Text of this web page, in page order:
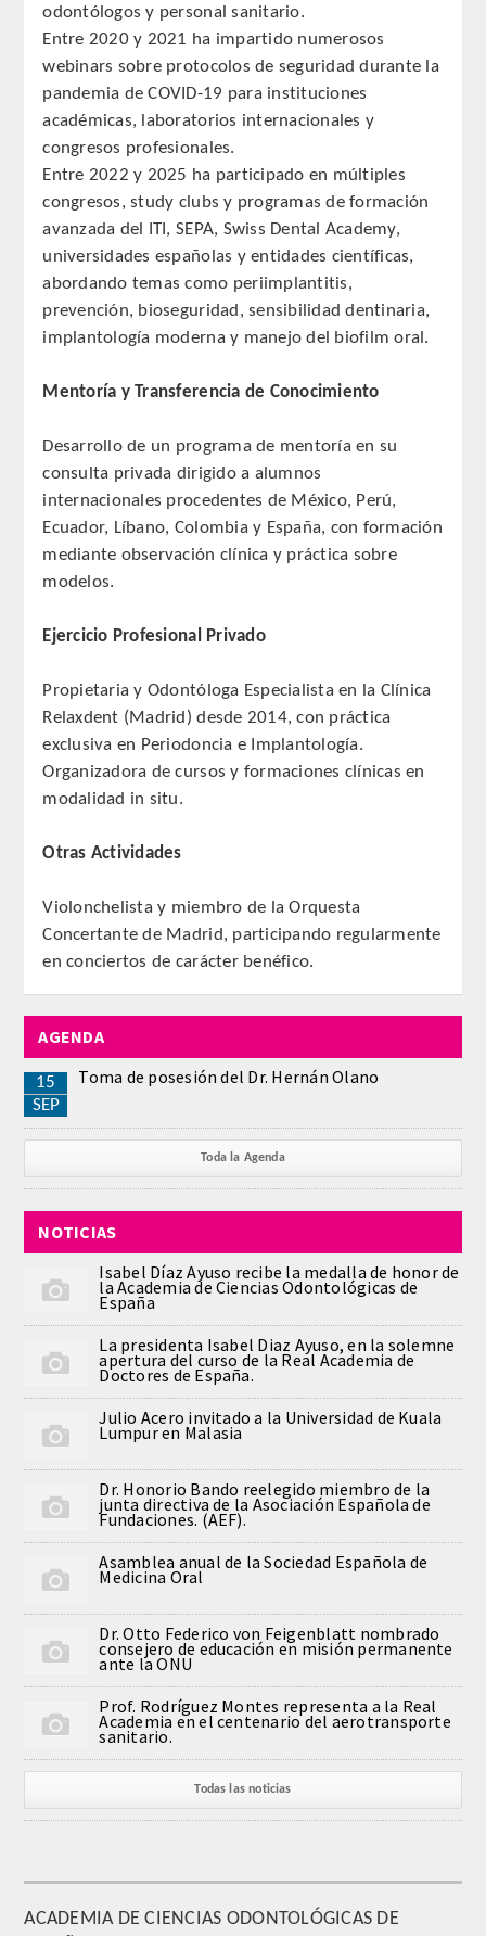
odontólogos y personal sanitario.
Entre 2020 y 2021 ha impartido numerosos
webinars sobre protocolos de seguridad durante la
pandemia de COVID-19 para instituciones
académicas, laboratorios internacionales y
congresos profesionales.
Entre 2022 y 2025 ha participado en múltiples
congresos, study clubs y programas de formación
avanzada del ITI, SEPA, Swiss Dental Academy,
universidades españolas y entidades científicas,
abordando temas como periimplantitis,
prevención, bioseguridad, sensibilidad dentinaria,
implantología moderna y manejo del biofilm oral.
Mentoría y Transferencia de Conocimiento
Desarrollo de un programa de mentoría en su
consulta privada dirigido a alumnos
internacionales procedentes de México, Perú,
Ecuador, Líbano, Colombia y España, con formación
mediante observación clínica y práctica sobre
modelos.
Ejercicio Profesional Privado
Propietaria y Odontóloga Especialista en la Clínica
Relaxdent (Madrid) desde 2014, con práctica
exclusiva en Periodoncia e Implantología.
Organizadora de cursos y formaciones clínicas en
modalidad in situ.
Otras Actividades
Violonchelista y miembro de la Orquesta
Concertante de Madrid, participando regularmente
en conciertos de carácter benéfico.
AGENDA
15
SEP
Toma de posesión del Dr. Hernán Olano
Toda la Agenda
NOTICIAS
Isabel Díaz Ayuso recibe la medalla de honor de
la Academia de Ciencias Odontológicas de
España
La presidenta Isabel Diaz Ayuso, en la solemne
apertura del curso de la Real Academia de
Doctores de España.
Julio Acero invitado a la Universidad de Kuala
Lumpur en Malasia
Dr. Honorio Bando reelegido miembro de la
junta directiva de la Asociación Española de
Fundaciones. (AEF).
Asamblea anual de la Sociedad Española de
Medicina Oral
Dr. Otto Federico von Feigenblatt nombrado
consejero de educación en misión permanente
ante la ONU
Prof. Rodríguez Montes representa a la Real
Academia en el centenario del aerotransporte
sanitario.
Todas las noticias
ACADEMIA DE CIENCIAS ODONTOLÓGICAS DE